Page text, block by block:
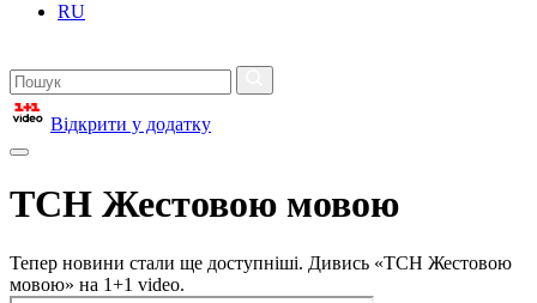
RU
Відкрити у додатку
ТСН Жестовою мовою
Тепер новини стали ще доступніші. Дивись «ТСН Жестовою
мовою» на 1+1 video.